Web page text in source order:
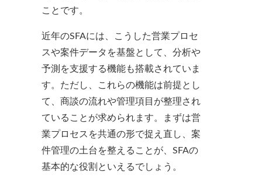
ことです。
近年のSFAには、こうした営業プロセ
スや案件データを基盤として、分析や
予測を支援する機能も搭載されていま
す。ただし、これらの機能は前提とし
て、商談の流れや管理項目が整理され
ていることが求められます。まずは営
業プロセスを共通の形で捉え直し、案
件管理の土台を整えることが、SFAの
基本的な役割といえるでしょう。